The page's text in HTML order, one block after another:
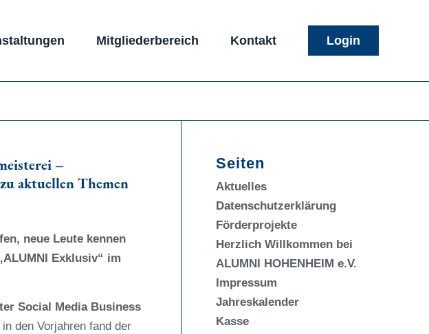
Mitgliederbereich Kontakt Login
–
aktuellen Themen
neue Leute kennen
Exklusiv“ im
Social Media Business
den Vorjahren fand der
Seiten
Aktuelles
Datenschutzerklärung
Förderprojekte
Herzlich Willkommen bei
ALUMNI HOHENHEIM e.V.
Impressum
Jahreskalender
Kasse